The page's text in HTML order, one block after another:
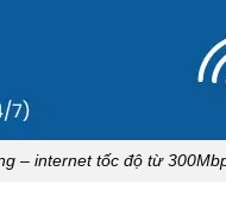
– internet tốc độ từ